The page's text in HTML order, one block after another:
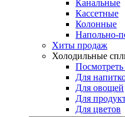
Канальные
Кассетные
Колонные
Напольно-
Хиты продаж
Холодильные
Для
Для овощей
Для
Для цветов